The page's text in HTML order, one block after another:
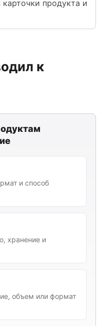
продукта и
к
и способ
хранение и
объем или формат